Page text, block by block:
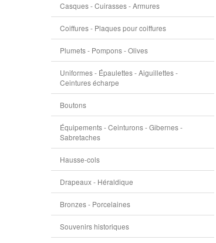
Casques - Cuirasses - Armures
Coiffures - Plaques pour coiffures
Plumets - Pompons - Olives
Uniformes - Épaulettes - Aiguillettes -
Ceintures écharpe
Boutons
Équipements - Ceinturons - Gibernes -
Sabretaches
Hausse-cols
Drapeaux - Héraldique
Bronzes - Porcelaines
Souvenirs historiques